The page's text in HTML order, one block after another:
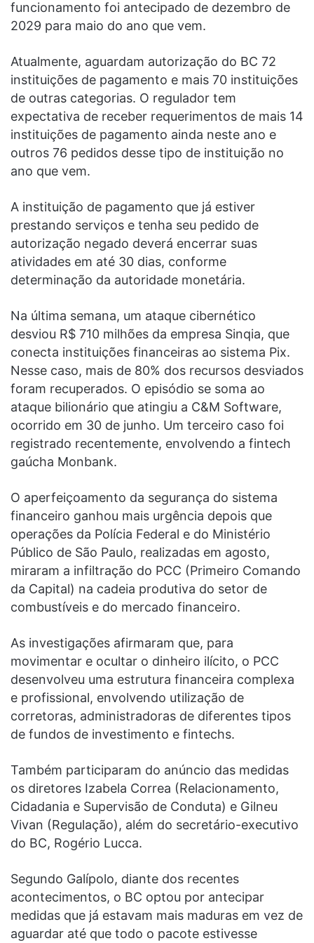
funcionamento foi antecipado de dezembro de
2029 para maio do ano que vem.
Atualmente, aguardam autorização do BC 72
instituições de pagamento e mais 70 instituições
de outras categorias. O regulador tem
expectativa de receber requerimentos de mais 14
instituições de pagamento ainda neste ano e
outros 76 pedidos desse tipo de instituição no
ano que vem.
A instituição de pagamento que já estiver
prestando serviços e tenha seu pedido de
autorização negado deverá encerrar suas
atividades em até 30 dias, conforme
determinação da autoridade monetária.
Na última semana, um ataque cibernético
desviou R$ 710 milhões da empresa Sinqia, que
conecta instituições financeiras ao sistema Pix.
Nesse caso, mais de 80% dos recursos desviados
foram recuperados. O episódio se soma ao
ataque bilionário que atingiu a C&M Software,
ocorrido em 30 de junho. Um terceiro caso foi
registrado recentemente, envolvendo a fintech
gaúcha Monbank.
O aperfeiçoamento da segurança do sistema
financeiro ganhou mais urgência depois que
operações da Polícia Federal e do Ministério
Público de São Paulo, realizadas em agosto,
miraram a infiltração do PCC (Primeiro Comando
da Capital) na cadeia produtiva do setor de
combustíveis e do mercado financeiro.
As investigações afirmaram que, para
movimentar e ocultar o dinheiro ilícito, o PCC
desenvolveu uma estrutura financeira complexa
e profissional, envolvendo utilização de
corretoras, administradoras de diferentes tipos
de fundos de investimento e fintechs.
Também participaram do anúncio das medidas
os diretores Izabela Correa (Relacionamento,
Cidadania e Supervisão de Conduta) e Gilneu
Vivan (Regulação), além do secretário-executivo
do BC, Rogério Lucca.
Segundo Galípolo, diante dos recentes
acontecimentos, o BC optou por antecipar
medidas que já estavam mais maduras em vez de
aguardar até que todo o pacote estivesse